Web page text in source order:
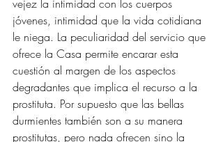
vejez la intimidad con los cuerpos
jóvenes, intimidad que la vida cotidiana
le niega. La peculiaridad del servicio que
ofrece la Casa permite encarar esta
cuestión al margen de los aspectos
degradantes que implica el recurso a la
prostituta. Por supuesto que las bellas
durmientes también son a su manera
prostitutas, pero nada ofrecen sino la